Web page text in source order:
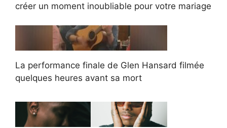
créer un moment inoubliable pour votre mariage
La performance finale de Glen Hansard filmée
quelques heures avant sa mort